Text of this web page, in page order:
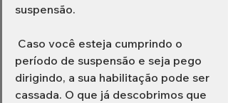
suspensão.
período de suspensão e seja pego
dirigindo, a sua habilitação pode ser
cassada. O que já descobrimos que